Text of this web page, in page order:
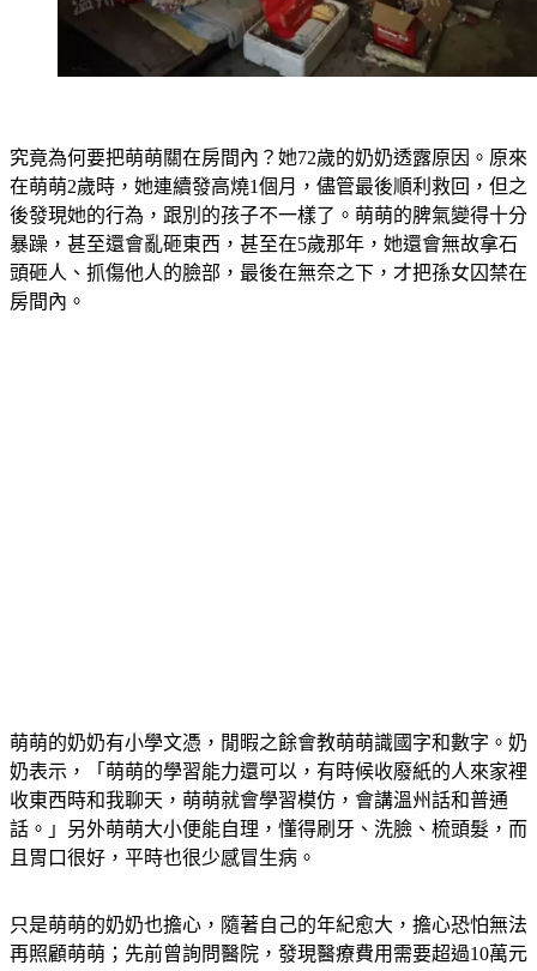
究竟為何要把萌萌關在房間內？她72歲的奶奶透露原因。 原來
在萌萌2歲時，她連續發高燒1個月，儘管最後順利救回，但之
後發現她的行為，跟別的孩子不一樣了。萌萌的脾氣變得十分
暴躁，甚至還會亂砸東西，甚至在5歲那年，她還會無故拿石
頭砸人、抓傷他人的臉部，最後在無奈之下，才把孫女囚禁在
萌萌的奶奶有小學文憑，閒暇之餘會教萌萌識國字和數字。奶
奶表示，「萌萌的學習能力還可以，有時候收廢紙的人來家裡
收東西時和我聊天，萌萌就會學習模仿，會講溫州話和普通
話。」另外萌萌大小便能自理，懂得刷牙、洗臉、梳頭髮，而
只是萌萌的奶奶也擔心，隨著自己的年紀愈大，擔心恐怕無法